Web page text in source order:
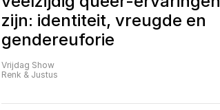
zijn: identiteit, vreugde en
gendereuforie
Vrijdag Show
Renk & Justus